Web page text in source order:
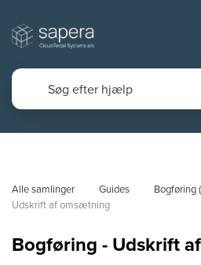
Alle samlinger Guides Bogføring
Udskrift af omsætning
Bogføring - Udskrift